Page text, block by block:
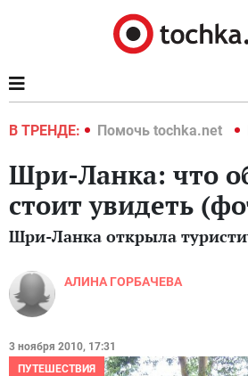
В ТРЕНДЕ:
2022 Помочь tochka.net
Шри-Ланка: что
стоит увидеть
Шри-Ланка открыла
АЛИНА ГОРБАЧЕВА
3 ноября 2010, 17:31
ПУТЕШЕСТВИЯ